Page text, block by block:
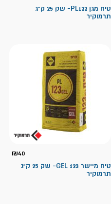
טיח מגן PL122- שק 25 ק"ג
תרמוקיר
₪40
טיח מיישר 123 GEL- שק 25 ק"ג
תרמוקיר